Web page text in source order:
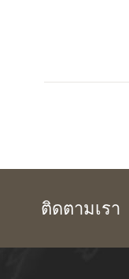
ติดตามเรา